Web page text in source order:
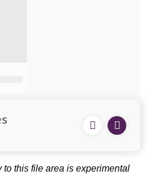
to this file area is experimental